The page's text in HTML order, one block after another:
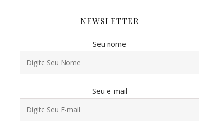
NEWSLETTER
Seu nome
Seu e-mail